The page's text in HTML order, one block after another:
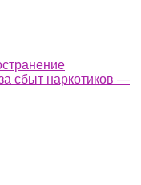
сбыт наркотиков —